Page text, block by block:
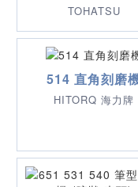
TOHATSU
514 直角刻磨
HITORQ 海力牌